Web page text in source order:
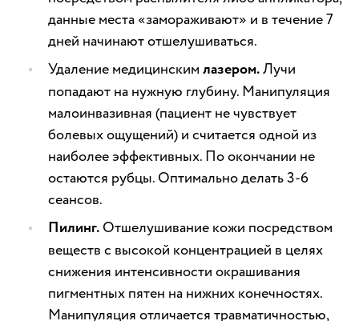
данные места «замораживают» и в течение 7
дней начинают отшелушиваться.
Удаление медицинским лазером.Лучи
попадают на нужную глубину. Манипуляция
малоинвазивная (пациент не чувствует
болевых ощущений) и считается одной из
наиболее эффективных. По окончании не
остаются рубцы. Оптимально делать 3-6
сеансов.
Пилинг. Отшелушивание кожи посредством
веществ с высокой концентрацией в целях
снижения интенсивности окрашивания
пигментных пятен на нижних конечностях.
Манипуляция отличается травматичностью,